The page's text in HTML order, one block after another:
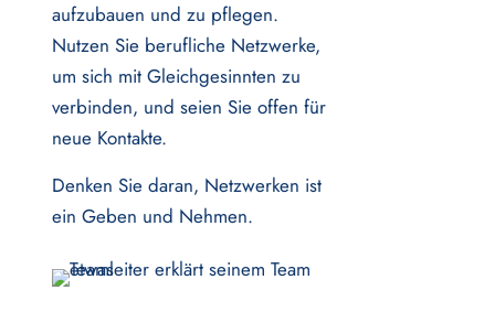
aufzubauen und zu pflegen.
Nutzen Sie berufliche Netzwerke,
um sich mit Gleichgesinnten zu
verbinden, und seien Sie offen für
neue Kontakte.
Denken Sie daran, Netzwerken ist
ein Geben und Nehmen.